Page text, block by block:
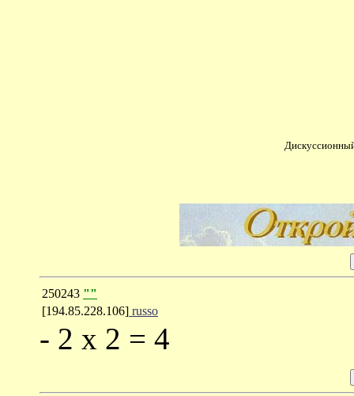
250243 ""
[194.85.228.106] russo
- 2 x 2 = 4